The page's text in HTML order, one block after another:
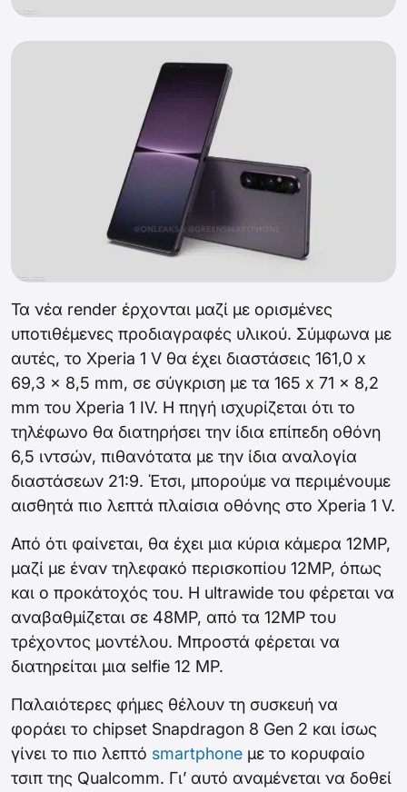
Τα νέα render έρχονται μαζί με ορισμένες
υποτιθέμενες προδιαγραφές υλικού. Σύμφωνα με
αυτές, το Xperia 1 V θα έχει διαστάσεις 161,0 x
69,3 x 8,5 mm, σε σύγκριση με τα 165 x 71 x 8,2
mm του Xperia 1 IV. Η πηγή ισχυρίζεται ότι το
τηλέφωνο θα διατηρήσει την ίδια επίπεδη οθόνη
6,5 ιντσών, πιθανότατα με την ίδια αναλογία
διαστάσεων 21:9. Έτσι, μπορούμε να περιμένουμε
αισθητά πιο λεπτά πλαίσια οθόνης στο Xperia 1 V.
Από ότι φαίνεται, θα έχει μια κύρια κάμερα 12MP,
μαζί με έναν τηλεφακό περισκοπίου 12MP, όπως
και ο προκάτοχός του. Η ultrawide του φέρεται να
αναβαθμίζεται σε 48MP, από τα 12MP του
τρέχοντος μοντέλου. Μπροστά φέρεται να
διατηρείται μια selfie 12 MP.
Παλαιότερες φήμες θέλουν τη συσκευή να
φοράει το chipset Snapdragon 8 Gen 2 και ίσως
γίνει το πιο λεπτό smartphone με το κορυφαίο
τσιπ της Qualcomm. Γι’ αυτό αναμένεται να δοθεί